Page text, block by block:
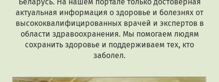
актуальная информация о здоровье и болезнях от
высококвалифицированных врачей и экспертов в
области здравоохранения. Мы помогаем людям
сохранить здоровье и поддерживаем тех, кто
заболел.